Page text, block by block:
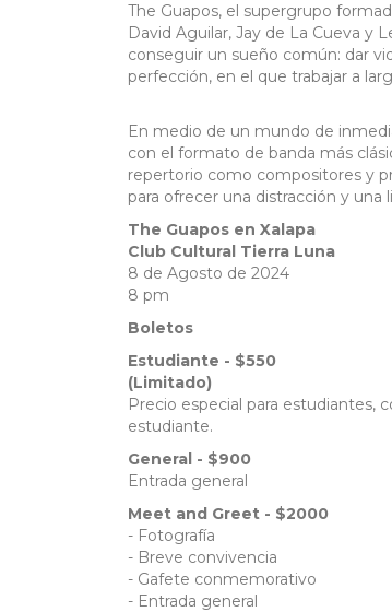
The Guapos, el supergrupo
David Aguilar, Jay de La Cueva
conseguir un sueño común: dar
perfección, en el que trabajar a
En medio de un mundo de
con el formato de banda más
repertorio como compositores y
para ofrecer una distracción y una
The Guapos en Xalapa
Club Cultural Tierra Luna
8 de Agosto de 2024
8 pm
Boletos
Estudiante - $550
​​​​​(Limitado)
Precio especial para estudiantes,
estudiante.
General - $900
Entrada general
Meet and Greet - $2000
- Fotografía
​​​​​​- Breve convivencia
- Gafete conmemorativo
- Entrada general